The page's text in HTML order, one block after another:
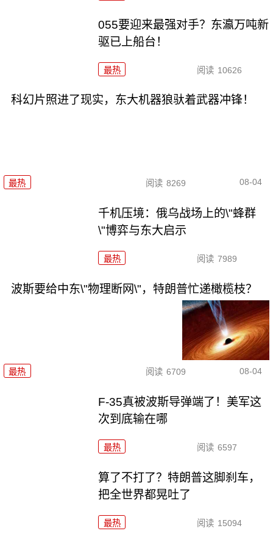
055要迎来最强对手？东瀛万吨新
驱已上船台！
最热 阅读 10626
科幻片照进了现实，东大机器狼驮着武器冲锋！
最热 阅读 8269 08-04
千机压境：俄乌战场上的\"蜂群
\"博弈与东大启示
最热 阅读 7989
波斯要给中东\"物理断网\"，特朗普忙递橄榄枝？
最热 阅读 6709 08-04
F-35真被波斯导弹端了！美军这
次到底输在哪
最热 阅读 6597
算了不打了？特朗普这脚刹车，
把全世界都晃吐了
最热 阅读 15094